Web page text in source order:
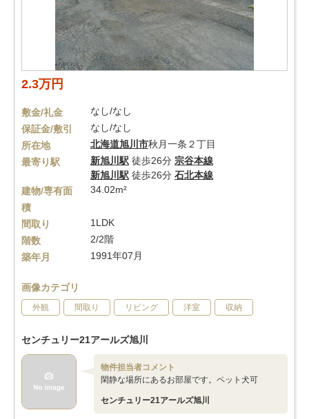
2.3万円
敷金/礼金
なし/なし
保証金/敷引
なし/なし
所在地
北海道旭川市秋月一条２丁目
最寄り駅
新旭川駅 徒歩26分 宗谷本線
新旭川駅 徒歩26分 石北本線
建物/専有面
積
34.02m²
間取り
1LDK
階数
2/2階
築年月
1991年07月
画像カテゴリ
外観 間取り リビング 洋室 収納
センチュリー21アールズ旭川
物件担当者コメント
閑静な場所にあるお部屋です。ペット犬可
センチュリー21アールズ旭川